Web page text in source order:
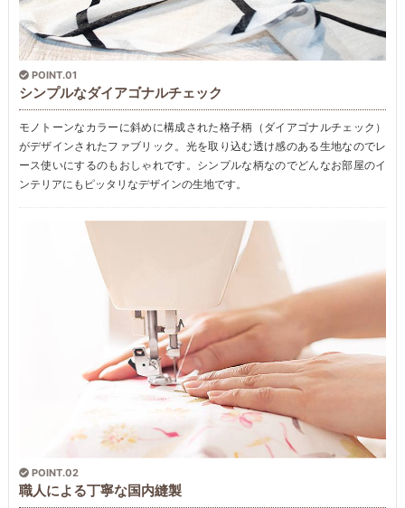
POINT.01
シンプルなダイアゴナルチェック
モノトーンなカラーに斜めに構成された格子柄（ダイアゴナルチェック）
がデザインされたファブリック。光を取り込む透け感のある生地なのでレ
ース使いにするのもおしゃれです。シンプルな柄なのでどんなお部屋のイ
ンテリアにもピッタリなデザインの生地です。
POINT.02
職人による丁寧な国内縫製